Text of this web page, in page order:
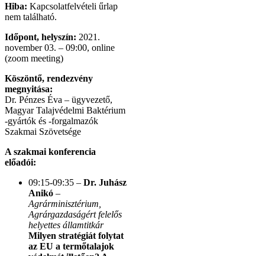
Hiba: Kapcsolatfelvételi űrlap
nem található.
Időpont, helyszín: 2021.
november 03. – 09:00, online
(zoom meeting)
Köszöntő, rendezvény
megnyitása:
Dr. Pénzes Éva – ügyvezető,
Magyar Talajvédelmi Baktérium
-gyártók és -forgalmazók
Szakmai Szövetsége
A szakmai konferencia
előadói:
09:15-09:35 – Dr. Juhász
Anikó –
Agrárminisztérium,
Agrárgazdaságért felelős
helyettes államtitkár
Milyen stratégiát folytat
az EU a termőtalajok